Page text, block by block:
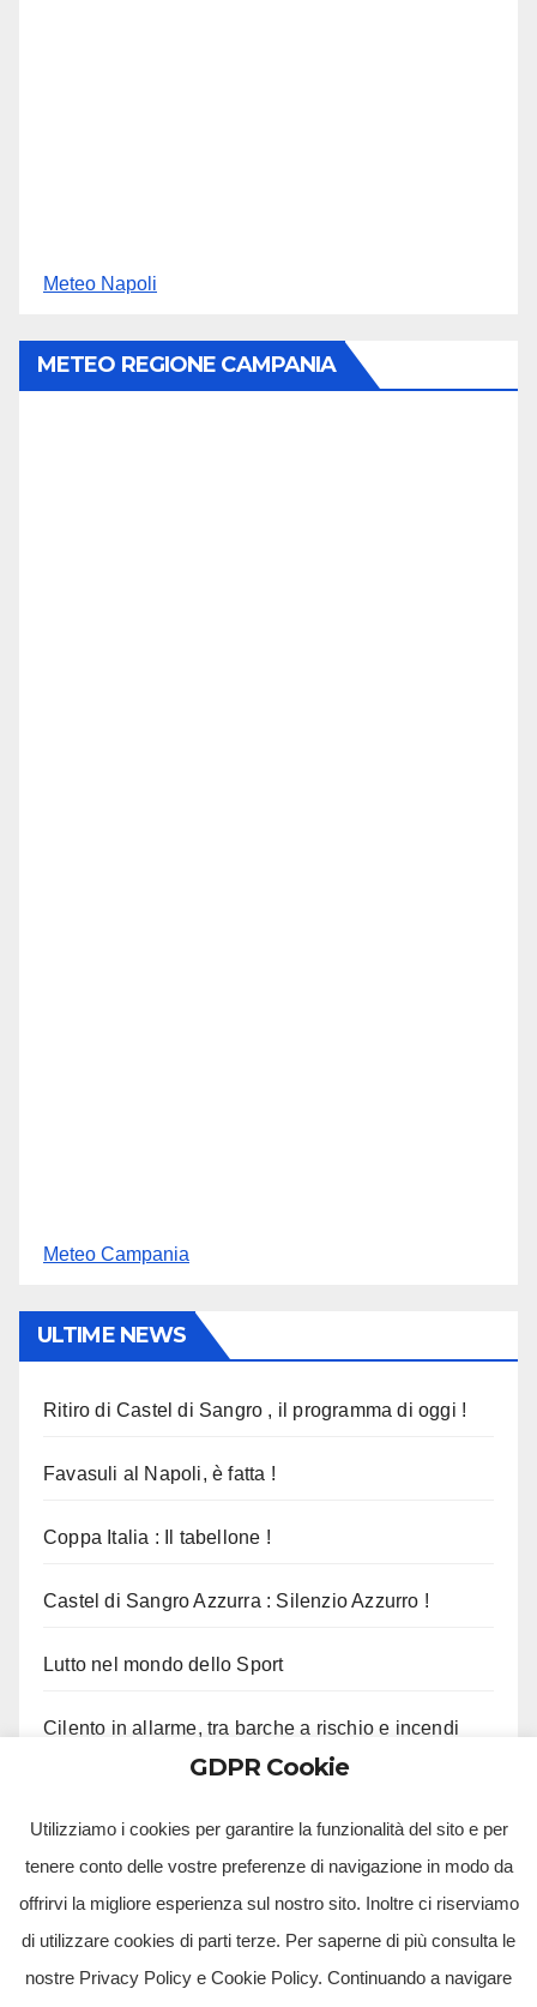
Meteo Napoli
METEO REGIONE CAMPANIA
Meteo Campania
ULTIME NEWS
Ritiro di Castel di Sangro , il programma di oggi !
Favasuli al Napoli, è fatta !
Coppa Italia : Il tabellone !
Castel di Sangro Azzurra : Silenzio Azzurro !
Lutto nel mondo dello Sport
Cilento in allarme, tra barche a rischio e incendi
GDPR Cookie
Utilizziamo i cookies per garantire la funzionalità del sito e per
tenere conto delle vostre preferenze di navigazione in modo da
offrirvi la migliore esperienza sul nostro sito. Inoltre ci riserviamo
di utilizzare cookies di parti terze. Per saperne di più consulta le
nostre Privacy Policy e Cookie Policy. Continuando a navigare